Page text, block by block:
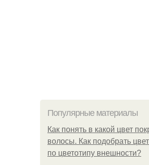
Популярные материалы
Как понять в какой цвет
волосы. Как подобрать
по цветотипу внешности?